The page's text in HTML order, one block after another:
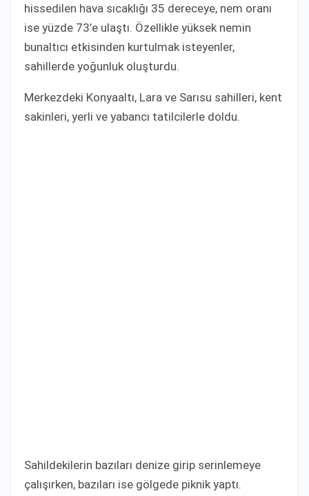
hissedilen hava sıcaklığı 35 dereceye, nem oranı
ise yüzde 73’e ulaştı. Özellikle yüksek nemin
bunaltıcı etkisinden kurtulmak isteyenler,
sahillerde yoğunluk oluşturdu.
Merkezdeki Konyaaltı, Lara ve Sarısu sahilleri, kent
sakinleri, yerli ve yabancı tatilcilerle doldu.
Sahildekilerin bazıları denize girip serinlemeye
çalışırken, bazıları ise gölgede piknik yaptı.